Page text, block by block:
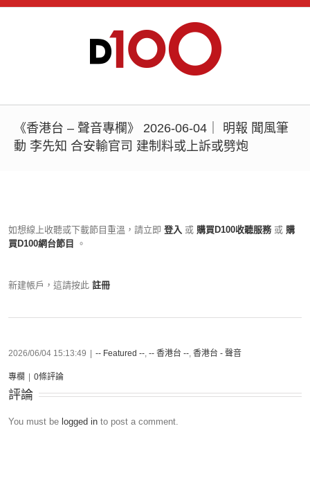
《香港台 – 聲音專欄》 2026-06-04｜ 明報 聞風筆
動 李先知 合安輸官司 建制料或上訴或劈炮
如想線上收聽或下載節目重溫，請立即 登入 或 購買D100收聽服務 或 購
買D100網台節目
。
新建帳戶，這請按此 註冊
2026/06/04 15:13:49 -- Featured --, -- 香港台 --, 香港台 - 聲音
專欄 0條評論
評論
You must be logged in to post a comment.